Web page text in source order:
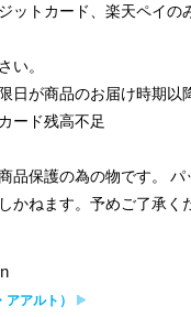
ットカード、楽天ペイの
い。
日が商品のお届け時期以
ード残高不足
品保護の為の物です。 パ
かねます。予めご了承く
アルト）